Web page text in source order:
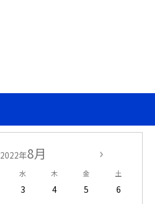
2022年8月
水 木 金 土
3 4 5
6